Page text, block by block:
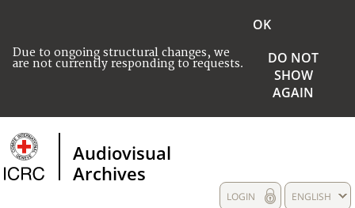
Due to ongoing structural changes, we
are not currently responding to requests.
OK
DO NOT
SHOW
AGAIN
Audiovisual
Archives
ENGLISH
LOGIN